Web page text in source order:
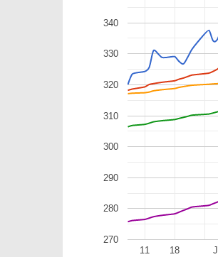
11 18
270
280
290
300
310
320
330
340